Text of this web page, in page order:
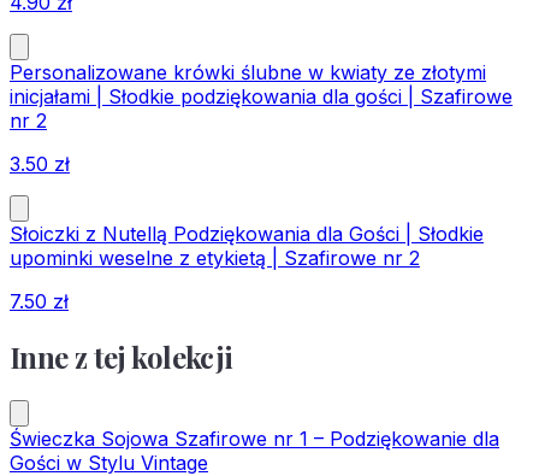
Personalizowane krówki ślubne w kwiaty ze złotymi
inicjałami | Słodkie podziękowania dla gości | Szafirowe
nr 2
3.50 zł
Słoiczki z Nutellą Podziękowania dla Gości | Słodkie
upominki weselne z etykietą | Szafirowe nr 2
7.50 zł
Inne z tej kolekcji
Świeczka Sojowa Szafirowe nr 1 – Podziękowanie dla
Gości w Stylu Vintage